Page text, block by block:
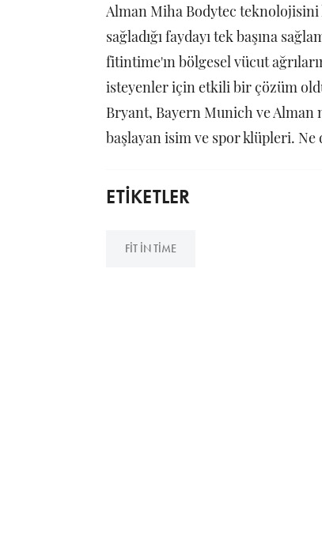
Alman Miha Bodytec
sağladığı faydayı tek başına
fitintime'ın bölgesel vücut
isteyenler için etkili bir çözüm
Bryant, Bayern Munich ve Alman
başlayan isim ve spor klüpleri.
ETİKETLER
FIT IN TIME